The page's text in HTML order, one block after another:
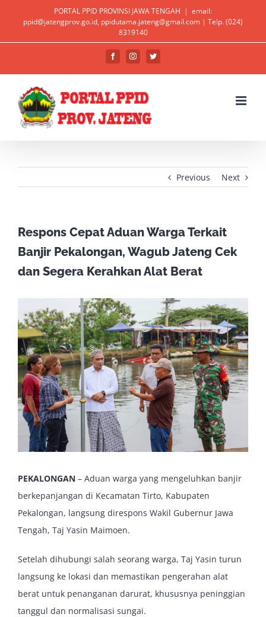
Open toolbar
content
PORTAL PPID PROVINSI JAWA TENGAH | email:
ppid@jatengprov.go.id, ppidutama.jateng@gmail.com | Telp. (024)
8319140
FacebookInstagramTwitter
Previous Next
Respons Cepat Aduan Warga Terkait
Banjir Pekalongan, Wagub Jateng Cek
dan Segera Kerahkan Alat Berat
Larger
Image
PEKALONGAN – Aduan warga yang mengeluhkan banjir
berkepanjangan di Kecamatan Tirto, Kabupaten
Pekalongan, langsung direspons Wakil Gubernur Jawa
Tengah, Taj Yasin Maimoen.
Setelah dihubungi salah seorang warga, Taj Yasin turun
langsung ke lokasi dan memastikan pengerahan alat
berat untuk penanganan darurat, khususnya peninggian
tanggul dan normalisasi sungai.